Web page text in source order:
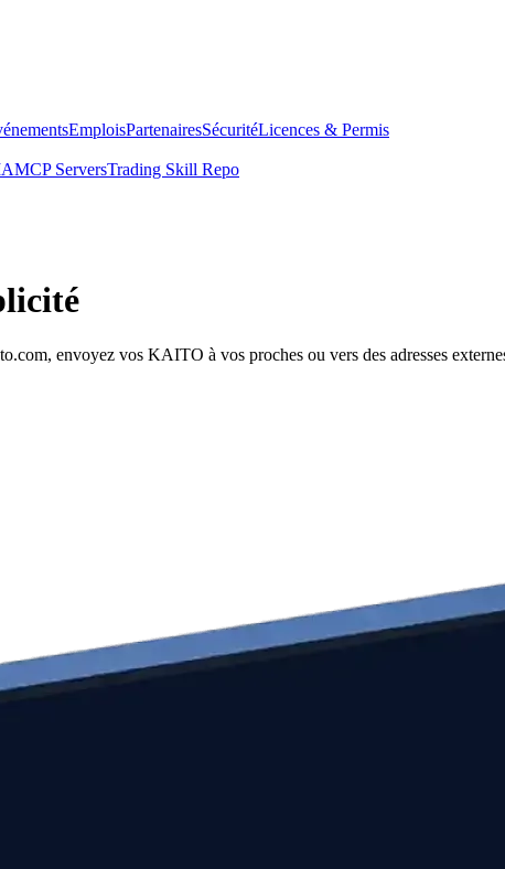
EmploisPartenairesSécuritéLicences & Permis
MCP ServersTrading Skill Repo
envoyez vos KAITO à vos proches ou vers des adresses